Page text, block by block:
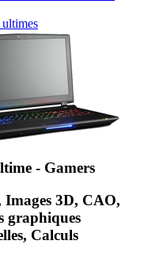
ultimes
- Gamers
Images 3D, CAO,
graphiques
Calculs